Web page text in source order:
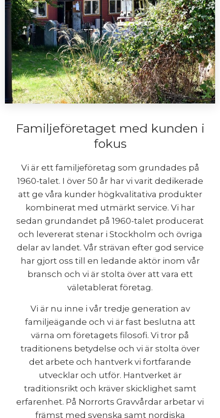
Familjeföretaget med kunden i
fokus
Vi är ett familjeföretag som grundades på
1960-talet. I över 50 år har vi varit dedikerade
att ge våra kunder högkvalitativa produkter
kombinerat med utmärkt service. Vi har
sedan grundandet på 1960-talet producerat
och levererat stenar i Stockholm och övriga
delar av landet. Vår strävan efter god service
har gjort oss till en ledande aktör inom vår
bransch och vi är stolta över att vara ett
väletablerat företag.
Vi är nu inne i vår tredje generation av
familjeägande och vi är fast beslutna att
värna om företagets filosofi. Vi tror på
traditionens betydelse och vi är stolta över
det arbete och hantverk vi fortfarande
utvecklar och utför. Hantverket är
traditionsrikt och kräver skicklighet samt
erfarenhet. På Norrorts Gravvårdar arbetar vi
främst med svenska samt nordiska